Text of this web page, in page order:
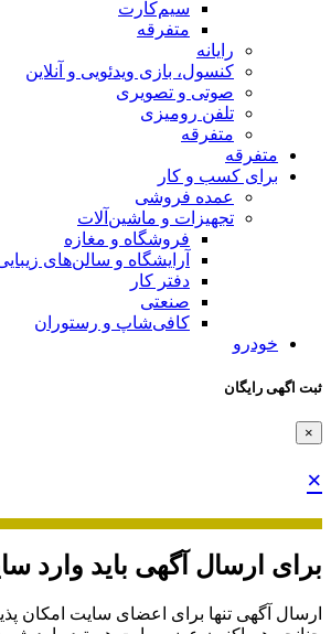
سیم‌کارت
متفرقه
رایانه
کنسول، بازی‌ ویدئویی و آنلاین
صوتی و تصویری
تلفن رومیزی
متفرقه
متفرقه
برای کسب و کار
عمده فروشی
تجهیزات و ماشین‌آلات
فروشگاه و مغازه
آرایشگاه و سالن‌های
دفتر کار
صنعتی
کافی‌شاپ و رستوران
خودرو
ثبت اگهی رایگان
×
×
برای ارسال آگهی باید وارد
ارسال آگهی تنها برای اعضای سایت امکان